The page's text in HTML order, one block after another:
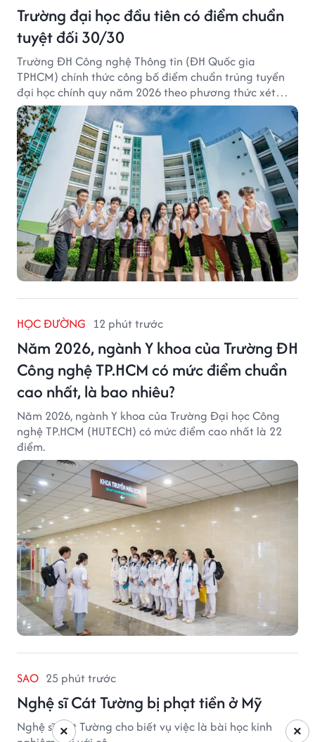
Trường đại học đầu tiên có điểm chuẩn
tuyệt đối 30/30
Trường ĐH Công nghệ Thông tin (ĐH Quốc gia
TPHCM) chính thức công bố điểm chuẩn trúng tuyển
đại học chính quy năm 2026 theo phương thức xét
tuyển tổng hợp.
HỌC ĐƯỜNG 12 phút trước
Năm 2026, ngành Y khoa của Trường ĐH
Công nghệ TP.HCM có mức điểm chuẩn
cao nhất, là bao nhiêu?
Năm 2026, ngành Y khoa của Trường Đại học Công
nghệ TP.HCM (HUTECH) có mức điểm cao nhất là 22
điểm.
SAO 25 phút trước
Nghệ sĩ Cát Tường bị phạt tiền ở Mỹ
Nghệ sĩ Cát Tường cho biết vụ việc là bài học kinh
×
×